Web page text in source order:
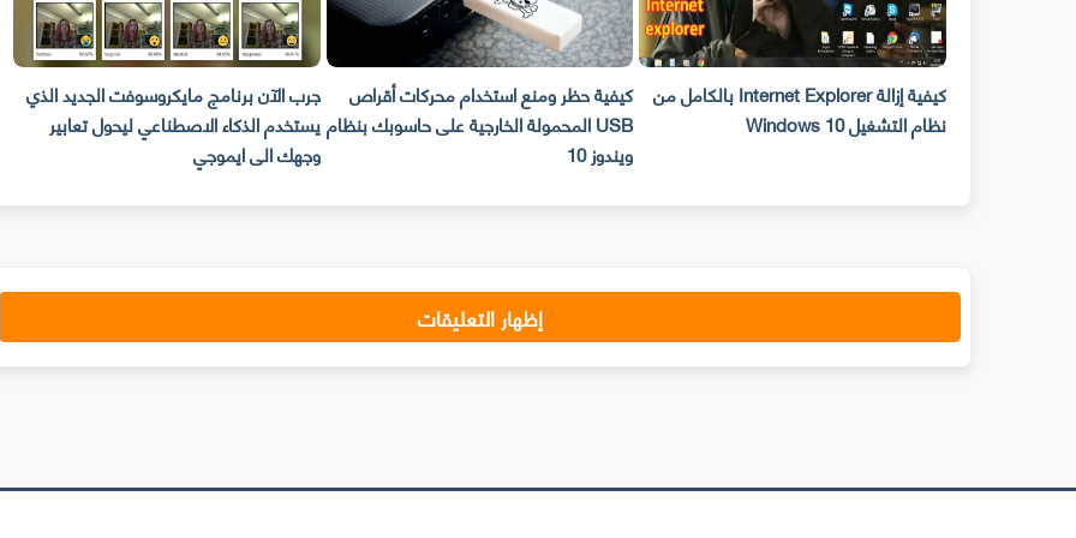
كيفية إزالة Internet Explorer بالكامل من
نظام التشغيل Windows 10
كيفية حظر ومنع استخدام محركات أقراص
USB المحمولة الخارجية على حاسوبك بنظام
ويندوز 10
جرب الآن برنامج مايكروسوفت الجديد الذي
يستخدم الذكاء الاصطناعي ليحول تعابير
وجهك الى ايموجي
إظهار التعليقات